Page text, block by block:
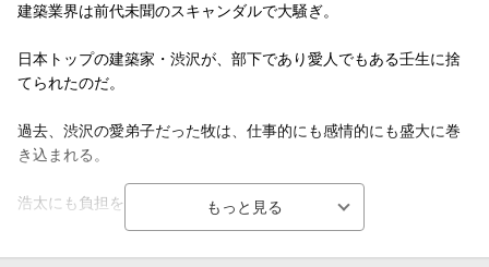
建築業界は前代未聞のスキャンダルで大騒ぎ。
日本トップの建築家・渋沢が、部下であり愛人でもある壬生に捨
てられたのだ。
過去、渋沢の愛弟子だった牧は、仕事的にも感情的にも盛大に巻
き込まれる。
浩太にも負担をかけていることが許せない牧。